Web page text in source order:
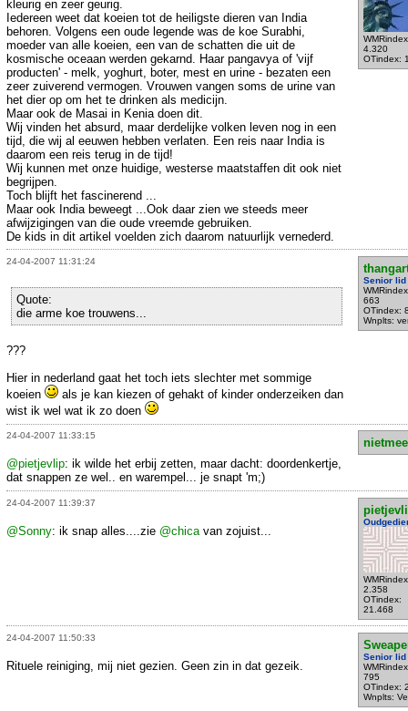
4.320
OTindex:
kleurig en zeer geurig.
Iedereen weet dat koeien tot de heiligste dieren van India
behoren. Volgens een oude legende was de koe Surabhi,
moeder van alle koeien, een van de schatten die uit de
kosmische oceaan werden gekarnd. Haar pangavya of 'vijf
producten' - melk, yoghurt, boter, mest en urine - bezaten een
zeer zuiverend vermogen. Vrouwen vangen soms de urine van
het dier op om het te drinken als medicijn.
Maar ook de Masai in Kenia doen dit.
Wij vinden het absurd, maar derdelijke volken leven nog in een
tijd, die wij al eeuwen hebben verlaten. Een reis naar India is
daarom een reis terug in de tijd!
Wij kunnen met onze huidige, westerse maatstaffen dit ook niet
begrijpen.
Toch blijft het fascinerend ...
Maar ook India beweegt ...Ook daar zien we steeds meer
afwijzigingen van die oude vreemde gebruiken.
De kids in dit artikel voelden zich daarom natuurlijk vernederd.
24-04-2007 11:31:24
Senior lid
663
OTindex:
Wnplts:
Quote:
die arme koe trouwens...
???
Hier in nederland gaat het toch iets slechter met sommige
koeien
als je kan kiezen of gehakt of kinder onderzeiken dan
wist ik wel wat ik zo doen
24-04-2007 11:33:15
@pietjevlip: ik wilde het erbij zetten, maar dacht: doordenkertje,
dat snappen ze wel.. en warempel... je snapt 'm;)
24-04-2007 11:39:37
2.358
OTindex:
21.468
@Sonny: ik snap alles....zie @chica van zojuist...
24-04-2007 11:50:33
Senior lid
795
OTindex:
Wnplts:
Rituele reiniging, mij niet gezien. Geen zin in dat gezeik.